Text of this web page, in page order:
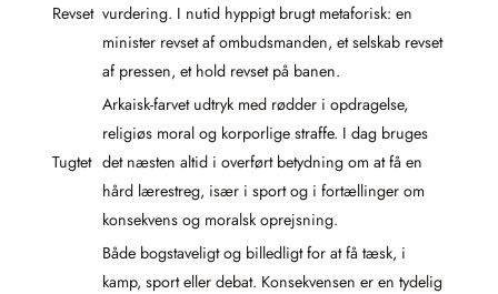
Revset vurdering. I nutid hyppigt brugt metaforisk: en
minister revset af ombudsmanden, et selskab revset
af pressen, et hold revset på banen.
Tugtet
Arkaisk-farvet udtryk med rødder i opdragelse,
religiøs moral og korporlige straffe. I dag bruges
det næsten altid i overført betydning om at få en
hård lærestreg, især i sport og i fortællinger om
konsekvens og moralsk oprejsning.
Både bogstaveligt og billedligt for at få tæsk, i
kamp, sport eller debat. Konsekvensen er en tydelig